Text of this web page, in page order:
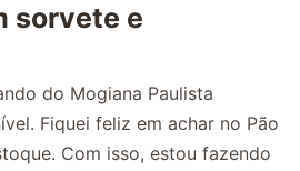
sorvete e
do Mogiana Paulista
Fiquei feliz em achar no Pão
Com isso, estou fazendo